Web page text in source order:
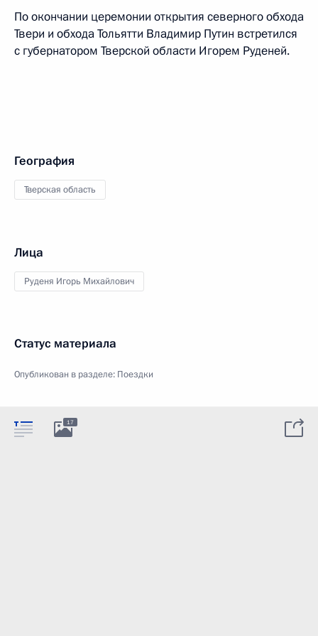
По окончании церемонии открытия северного обхода
Твери и обхода Тольятти Владимир Путин встретился
с губернатором Тверской области Игорем Руденей.
География
Тверская область
Лица
Руденя Игорь Михайлович
Статус материала
Опубликован в разделе: Поездки
17